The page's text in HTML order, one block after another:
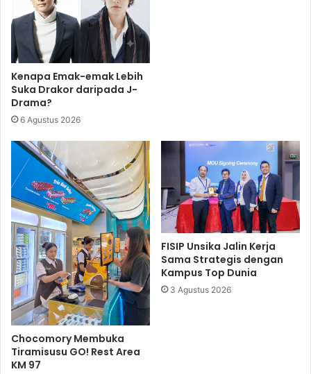
Kenapa Emak-emak Lebih
Suka Drakor daripada J-
Drama?
6 Agustus 2026
Chocomory Membuka
Tiramisusu GO! Rest Area
KM 97
FISIP Unsika Jalin Kerja
Sama Strategis dengan
Kampus Top Dunia
3 Agustus 2026